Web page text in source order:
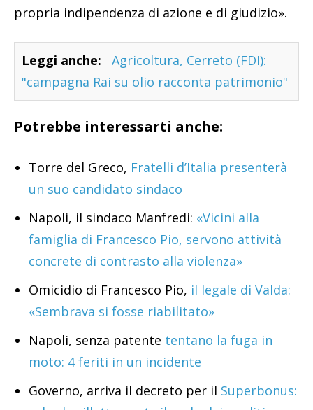
propria indipendenza di azione e di giudizio».
Leggi anche:
Agricoltura, Cerreto (FDI):
"campagna Rai su olio racconta patrimonio"
Potrebbe interessarti anche:
Torre del Greco, Fratelli d’Italia presenterà
un suo candidato sindaco
Napoli, il sindaco Manfredi: «Vicini alla
famiglia di Francesco Pio, servono attività
concrete di contrasto alla violenza»
Omicidio di Francesco Pio, il legale di Valda:
«Sembrava si fosse riabilitato»
Napoli, senza patente tentano la fuga in
moto: 4 feriti in un incidente
Governo, arriva il decreto per il Superbonus: